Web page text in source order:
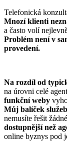
Telefonická
Mnozí klienti
a často volí
Problém není v
provedení.
Na rozdíl od
na úrovni celé
funkční weby
Můj balíček
nemusíte řešit
dostupnější než
online byznys pod